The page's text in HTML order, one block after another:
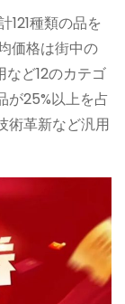
121種類の品を
価格は街中の
ど12のカテゴ
が25%以上を占
術革新など汎用